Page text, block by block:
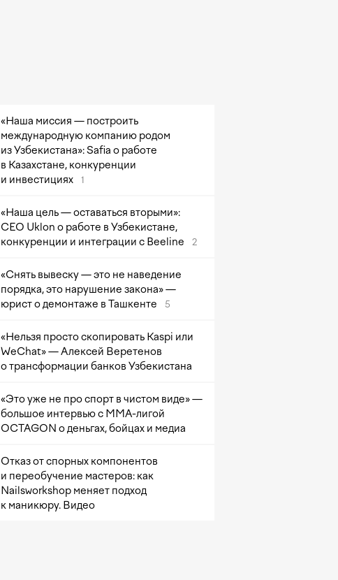
«Наша миссия — построить
международную компанию родом
из Узбекистана»: Safia о работе
в Казахстане, конкуренции
и инвестициях
1
«Наша цель — оставаться вторыми»:
CEO Uklon о работе в Узбекистане,
конкуренции и интеграции с Beeline
2
«Снять вывеску — это не наведение
порядка, это нарушение закона» —
юрист о демонтаже в Ташкенте
5
«Нельзя просто скопировать Kaspi или
WeChat» — Алексей Веретенов
о трансформации банков Узбекистана
«Это уже не про спорт в чистом виде» —
большое интервью с ММА-лигой
OCTAGON о деньгах, бойцах и медиа
Отказ от спорных компонентов
и переобучение мастеров: как
Nailsworkshop меняет подход
к маникюру. Видео